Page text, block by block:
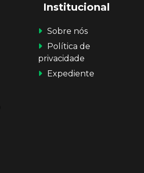
Institucional
Sobre nós
Política de
privacidade
Expediente